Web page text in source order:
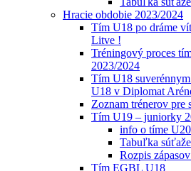
Hracie obdobie 2023/2024
Tím U18 po dráme
Litve !
Tréningový proces
2023/2024
Tím U18
U18 v Diplomat
Zoznam trénerov pre
Tím U19 – juniorky
info o tíme
Tabuľka súťaže
Rozpis
Tím EGBL U18